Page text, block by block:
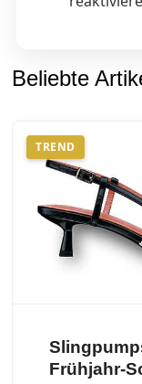
Beliebte
TREND
Frühjahr-